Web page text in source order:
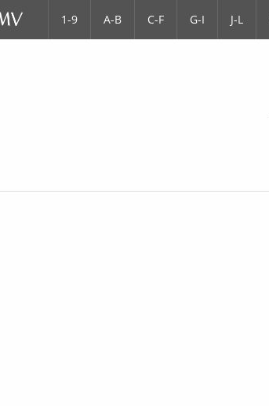
1-9 A-B C-F G-I J-L